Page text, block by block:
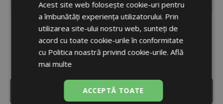
Manual Hot Water Storage Tank|DESCHIDE
(PDF 1,5 MB)
ACCESAȚI VERSIUNEA COMPLETĂ
ENGLISH
Acest site web folosește cookie-uri pentru
a îmbunătăți experiența utilizatorului. Prin
utilizarea site-ului nostru web, sunteți de
acord cu toate cookie-urile în conformitate
cu Politica noastră privind cookie-urile. Află
mai multe
ACCEPTĂ TOATE